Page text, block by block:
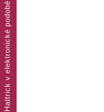
Hattrick v elektronické podobě